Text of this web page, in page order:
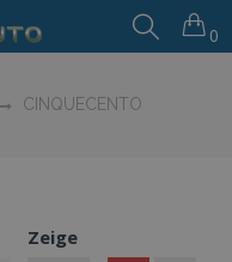
0
CINQUECENTO
Zeige